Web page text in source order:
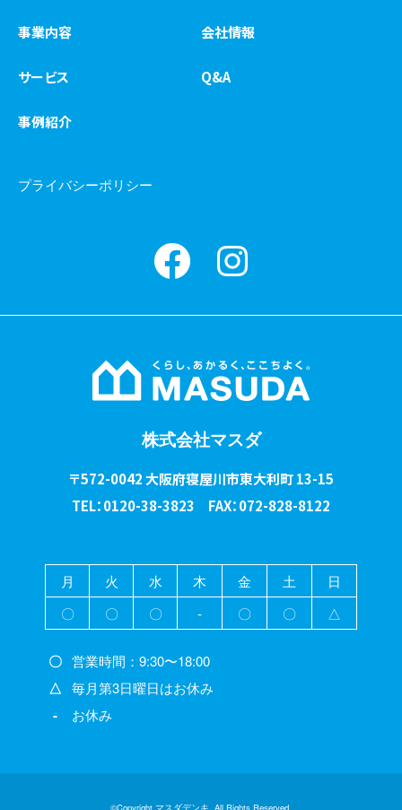
事業内容
サービス
事例紹介
会社情報
Q&A
プライバシーポリシー
Facebook
株式会社マスダ
〒572-0042 大阪府寝屋川市東大利町 13-15
TEL：0120-38-3823 FAX：072-828-8122
月 火 水 木 金 土
日
〇
〇 〇 - 〇 〇 △
〇 営業時間：9:30〜18:00
△ 毎月第3日曜日はお休み
- お休み
©Copyright マスダデンキ. All Rights Reserved.